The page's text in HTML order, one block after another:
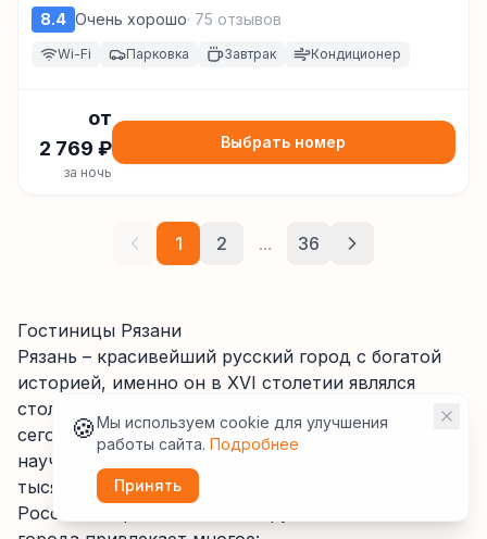
8.4 Очень хорошо· 75 отзывов
Wi-Fi Парковка Завтрак Кондиционер
от
2 769 ₽
за ночь
Выбрать номер
1 2 ... 36
Гостиницы Рязани
Рязань – красивейший русский город с богатой
историей, именно он в XVI столетии являлся
столицей Рязанского княжества. Ну а на
сегодняшний день это крупный промышленный,
научный и военный центр, который привлекает
тысячи туристов из самых отдаленных уголков
России и стран Ближнего зарубежья. Гостей
🍪Мы используем cookie для улучшения
работы сайта. Подробнее
Принять